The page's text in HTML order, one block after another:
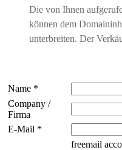
Die von Ihnen
können dem
unterbreiten. Der
Name *
Company /
Firma
E-Mail *
freemail